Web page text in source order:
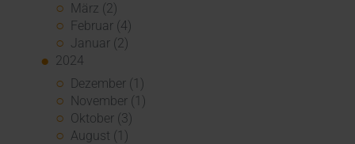
März (2)
Februar (4)
Januar (2)
2024
Dezember (1)
November (1)
Oktober (3)
August (1)